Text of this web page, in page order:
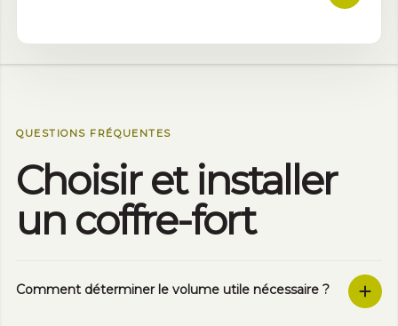
QUESTIONS FRÉQUENTES
Choisir et installer
un coffre-fort
Comment déterminer le volume utile nécessaire ?